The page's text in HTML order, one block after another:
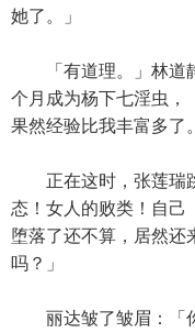
她了。」
「有道理。」林道静
个月成为杨下七淫虫，
果然经验比我丰富多了
正在这时，张莲瑞跳
态！女人的败类！自己
堕落了还不算，居然还
吗？」
丽达皱了皱眉：「你